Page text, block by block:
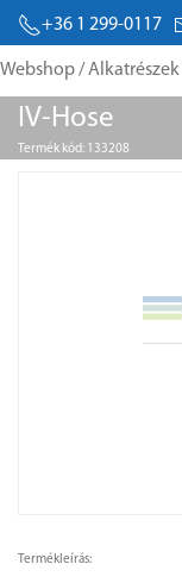
+36 1 299-0117
Webshop/Alkatrészek
IV-Hose
Termék kód: 133208
Termékleírás: